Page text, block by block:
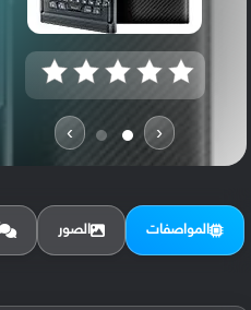
‹
›
المواصفات الصور